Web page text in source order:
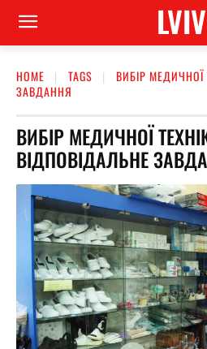
LVIV
HOME TAGS
ВИБІР МЕДИЧНОЇ
ЗАВДАННЯ
ВИБІР МЕДИЧНОЇ
ВІДПОВІДАЛЬНЕ